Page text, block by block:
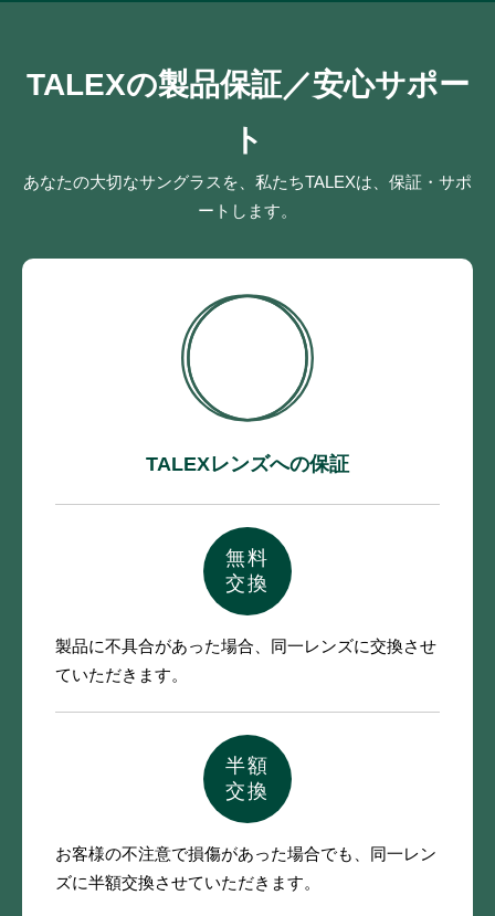
TALEXの製品保証／安心サポー
ト
あなたの大切なサングラスを、私たちTALEXは、保証・サポ
ートします。
TALEXレンズへの保証
無料
交換
製品に不具合があった場合、
同一レンズに交換させ
ていただきます。
半額
交換
お客様の不注意で損傷があった場合でも、
同一レン
ズに半額交換させていただきます。